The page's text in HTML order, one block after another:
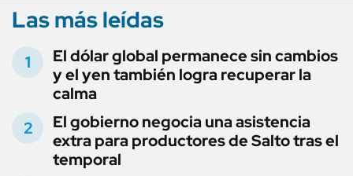
Las más leídas
El dólar global permanece sin cambios
y el yen también logra recuperar la
calma
El gobierno negocia una asistencia
extra para productores de Salto tras el
temporal